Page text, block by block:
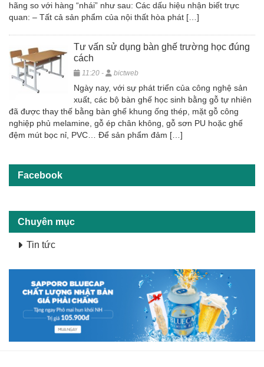
hãng so với hàng “nhái” như sau: Các dấu hiệu nhận biết trực
quan: – Tất cả sản phẩm của nội thất hòa phát […]
Tư vấn sử dụng bàn ghế trường học đúng
cách
11:20 - bictweb
Ngày nay, với sự phát triển của công nghệ sản
xuất, các bộ bàn ghế học sinh bằng gỗ tự nhiên
đã được thay thế bằng bàn ghế khung ống thép, mặt gỗ công
nghiệp phủ melamine, gỗ ép chân không, gỗ sơn PU hoặc ghế
đệm mút bọc nỉ, PVC… Để sản phẩm đảm […]
Facebook
Chuyên mục
Tin tức